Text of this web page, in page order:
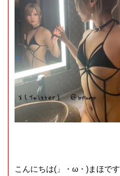
こんにちは(」・ω・)まほです